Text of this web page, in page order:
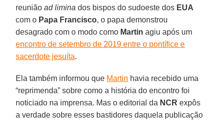
reuniãoad limina dos bispos do sudoeste dos EUA
com o Papa Francisco, o papa demonstrou
desagrado com o modo como Martin agiu após um
encontro de setembro de 2019 entre o pontífice e
sacerdote jesuíta.
Ela também informou que Martin havia recebido uma
“reprimenda” sobre como a história do encontro foi
noticiado na imprensa. Mas o editorial da NCR expôs
a verdade sobre esses bastidores daquela publicação